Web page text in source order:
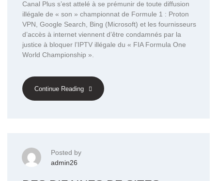
Canal Plus s’est attelé à se prémunir de toute diffusion
illégale de « son » championnat de Formule 1 : Proton
VPN, Google Search, Bing (Microsoft) et les fournisseurs
d’accès à internet viennent d’être condamnés par la
justice à bloquer l’IPTV illégale du « FIA Formula One
World Championship ».
Continue Reading
Posted by
admin26